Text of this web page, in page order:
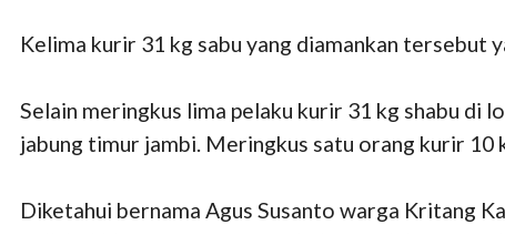
Kelima kurir 31 kg sabu yang diamankan tersebut
Selain meringkus lima pelaku kurir 31 kg shabu di
jabung timur jambi. Meringkus satu orang kurir 10
Diketahui bernama Agus Susanto warga Kritang